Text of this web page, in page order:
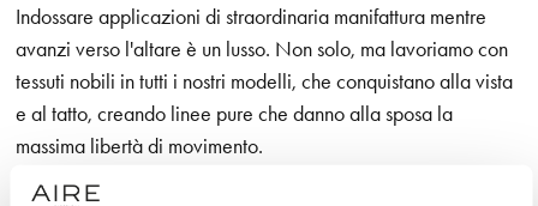
Indossare applicazioni di straordinaria manifattura mentre
avanzi verso l'altare è un lusso. Non solo, ma lavoriamo con
tessuti nobili in tutti i nostri modelli, che conquistano alla vista
e al tatto, creando linee pure che danno alla sposa la
massima libertà di movimento.